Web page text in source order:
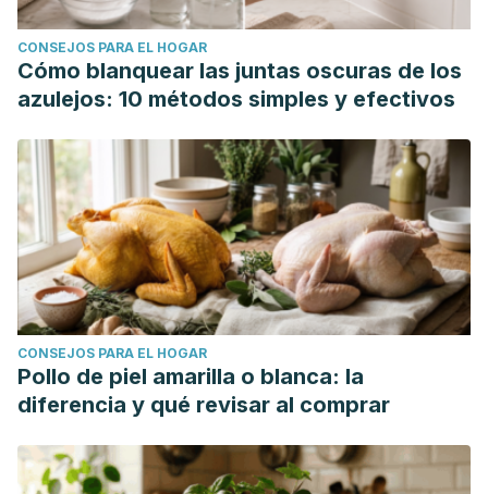
CONSEJOS PARA EL HOGAR
Cómo blanquear las juntas oscuras de los
azulejos: 10 métodos simples y efectivos
CONSEJOS PARA EL HOGAR
Pollo de piel amarilla o blanca: la
diferencia y qué revisar al comprar